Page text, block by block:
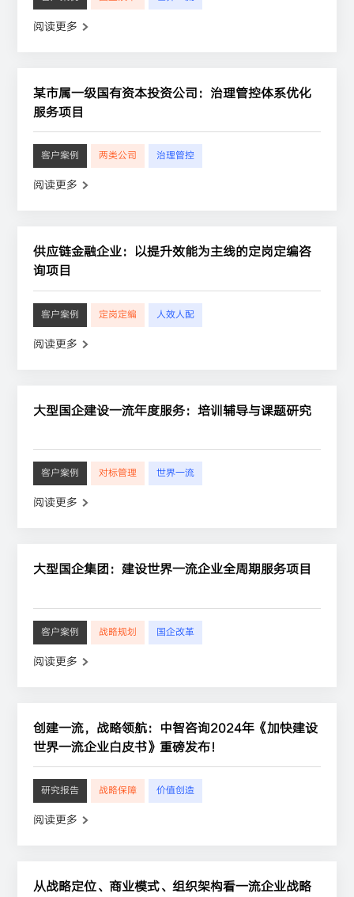
阅读更多
某市属一级国有资本投资公司：治理管控体系优化
服务项目
客户案例 两类公司 治理管控
阅读更多
供应链金融企业：以提升效能为主线的定岗定编咨
询项目
客户案例 定岗定编 人效人配
阅读更多
大型国企建设一流年度服务：培训辅导与课题研究
客户案例 对标管理 世界一流
阅读更多
大型国企集团：建设世界一流企业全周期服务项目
客户案例 战略规划 国企改革
阅读更多
创建一流，战略领航：中智咨询2024年《加快建设
世界一流企业白皮书》重磅发布！
研究报告 战略保障 价值创造
阅读更多
从战略定位、商业模式、组织架构看一流企业战略